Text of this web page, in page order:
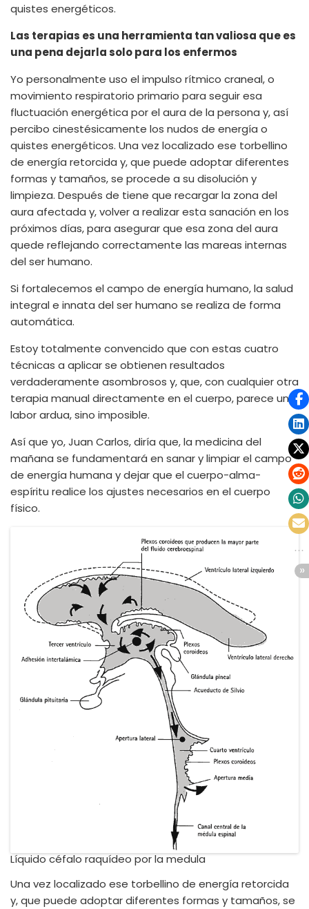
quistes energéticos.
Las terapias es una herramienta tan valiosa que es
una pena dejarla solo para los enfermos
Yo personalmente uso el impulso rítmico craneal, o
movimiento respiratorio primario para seguir esa
fluctuación energética por el aura de la persona y, así
percibo cinestésicamente los nudos de energía o
quistes energéticos. Una vez localizado ese torbellino
de energía retorcida y, que puede adoptar diferentes
formas y tamaños, se procede a su disolución y
limpieza. Después de tiene que recargar la zona del
aura afectada y, volver a realizar esta sanación en los
próximos días, para asegurar que esa zona del aura
quede reflejando correctamente las mareas internas
del ser humano.
Si fortalecemos el campo de energía humano, la salud
integral e innata del ser humano se realiza de forma
automática.
Estoy totalmente convencido que con estas cuatro
técnicas a aplicar se obtienen resultados
verdaderamente asombrosos y, que, con cualquier otra
terapia manual directamente en el cuerpo, parece una
labor ardua, sino imposible.
Así que yo, Juan Carlos, diría que, la medicina del
mañana se fundamentará en sanar y limpiar el campo
de energía humana y dejar que el cuerpo-alma-
espíritu realice los ajustes necesarios en el cuerpo
físico.
Líquido céfalo raquídeo por la medula
Una vez localizado ese torbellino de energía retorcida
y, que puede adoptar diferentes formas y tamaños, se